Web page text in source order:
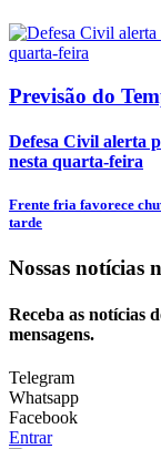
Previsão do
Defesa Civil alerta
nesta quarta-feira
Frente fria favorece
tarde
Nossas notícias
Receba as notícias
mensagens.
Telegram
Whatsapp
Facebook
Entrar